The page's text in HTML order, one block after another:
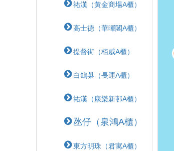
祐漢（黃金商場A櫃）
高士德（華暉閣A櫃）
提督街（栢威A櫃）
白鴿巢（長運A櫃）
祐漢（康樂新邨A櫃）
氹仔（泉鴻A櫃）
東方明珠（君寓A櫃）